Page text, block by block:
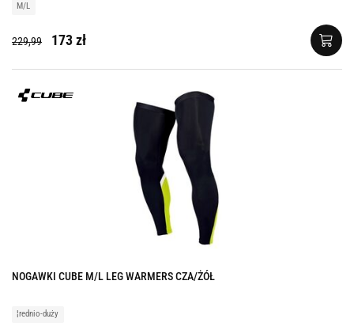
M/L
229,99 173 zł
NOGAWKI CUBE M/L LEG WARMERS CZA/ŻÓŁ
¦rednio-duży